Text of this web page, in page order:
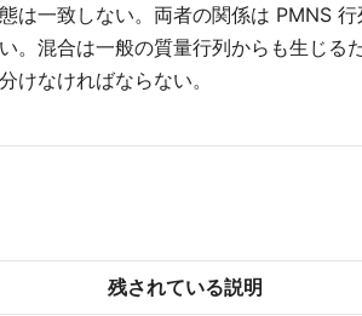
は一致しない。両者の関係は PMNS 行
混合は一般の質量行列からも生じるた
けなければならない。
残されている説明